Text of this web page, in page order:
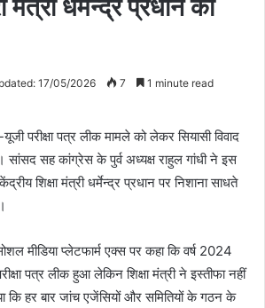
मंत्री धर्मेन्द्र प्रधान का
17/05/2026 7 1 minute read
परीक्षा पत्र लीक मामले को लेकर सियासी विवाद
सांसद सह कांग्रेस के पुर्व अध्यक्ष राहुल गांधी ने इस
शिक्षा मंत्री धर्मेन्द्र प्रधान पर निशाना साधते
मीडिया प्लेटफार्म एक्स पर कहा कि वर्ष 2024
पत्र लीक हुआ लेकिन शिक्षा मंत्री ने इस्तीफा नहीं
कि हर बार जांच एजेंसियों और समितियों के गठन के